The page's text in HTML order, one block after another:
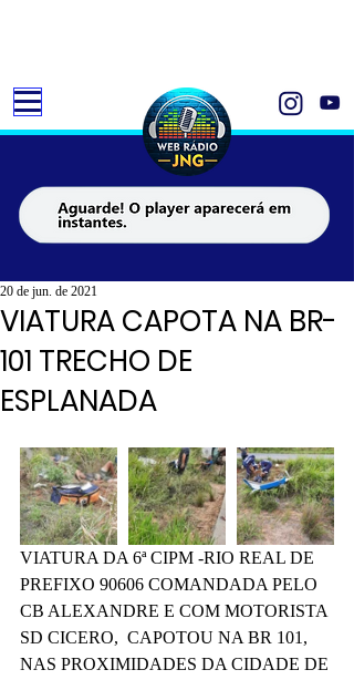
VIATURA CAPOTA NA BR-
101 TRECHO DE
ESPLANADA
20 de jun. de 2021
VIATURA DA 6ª CIPM -RIO REAL DE
PREFIXO 90606 COMANDADA PELO
CB ALEXANDRE E COM MOTORISTA
SD CICERO,  CAPOTOU NA BR 101,
NAS PROXIMIDADES DA CIDADE DE